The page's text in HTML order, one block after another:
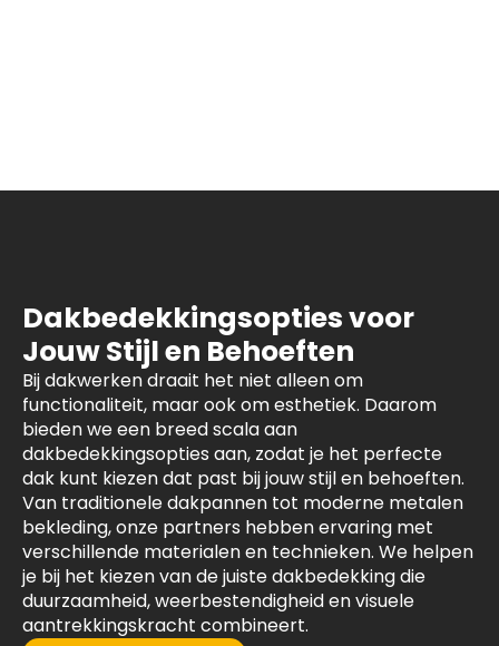
Dakbedekkingsopties voor
Jouw Stijl en Behoeften
Bij dakwerken draait het niet alleen om
functionaliteit, maar ook om esthetiek. Daarom
bieden we een breed scala aan
dakbedekkingsopties aan, zodat je het perfecte
dak kunt kiezen dat past bij jouw stijl en behoeften.
Van traditionele dakpannen tot moderne metalen
bekleding, onze partners hebben ervaring met
verschillende materialen en technieken. We helpen
je bij het kiezen van de juiste dakbedekking die
duurzaamheid, weerbestendigheid en visuele
aantrekkingskracht combineert.